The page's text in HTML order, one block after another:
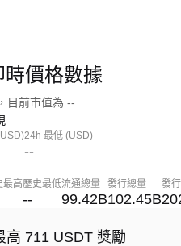
時價格數據
目前市值為 --
24h 最低 (USD)
--
最高歷史最低
--
流通總量
99.42B
發行總量
102.45B
發
高 711 USDT 獎勵